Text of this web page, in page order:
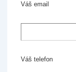
Váš email
Váš telefon